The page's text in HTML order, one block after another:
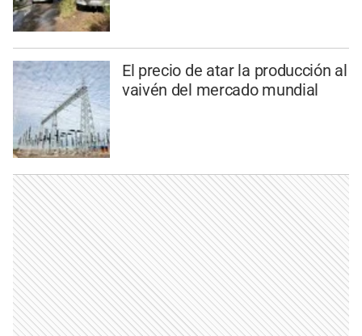
El precio de atar la producción al
vaivén del mercado mundial